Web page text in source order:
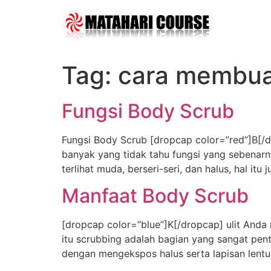
Tag: cara
Fungsi Body Scrub
Fungsi Body Scrub [dropcap
banyak yang tidak tahu fungsi yang
terlihat muda, berseri-seri, dan halus, hal
Manfaat Body Scrub
[dropcap color=”blue”]K[/dropcap] ulit Anda
itu scrubbing adalah bagian yang sangat
dengan mengekspos halus serta lapisan